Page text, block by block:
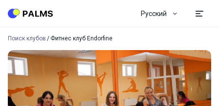
Русский
Поиск клубов Фитнес клуб Endorfine